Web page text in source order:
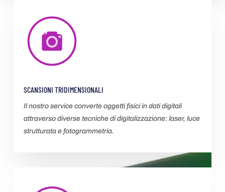
SCANSIONI TRIDIMENSIONALI
Il nostro service converte oggetti fisiciin dati digitali
attraverso diverse tecniche di digitalizzazione: laser, luce
strutturata e fotogrammetria.